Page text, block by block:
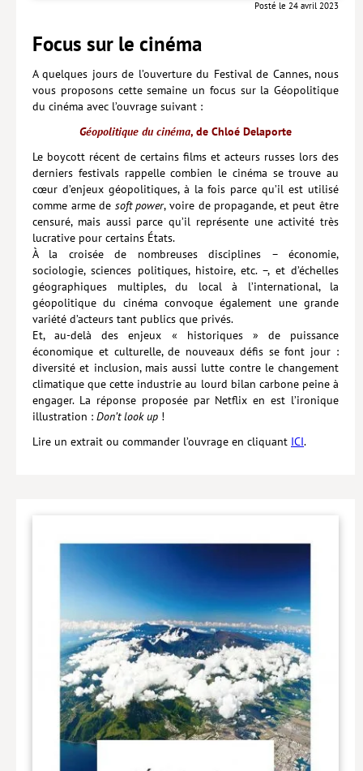
Posté le 24 avril 2023
Focus sur le cinéma
A quelques jours de l’ouverture du Festival de Cannes, nous
vous proposons cette semaine un focus sur la Géopolitique
du cinéma avec l’ouvrage suivant :
Géopolitique du cinéma, de Chloé Delaporte
Le boycott récent de certains films et acteurs russes lors des
derniers festivals rappelle combien le cinéma se trouve au
cœur d’enjeux géopolitiques, à la fois parce qu’il est utilisé
comme arme de soft power, voire de propagande, et peut être
censuré, mais aussi parce qu’il représente une activité très
lucrative pour certains États.
À la croisée de nombreuses disciplines – économie,
sociologie, sciences politiques, histoire, etc. –, et d’échelles
géographiques multiples, du local à l’international, la
géopolitique du cinéma convoque également une grande
variété d’acteurs tant publics que privés.
Et, au-delà des enjeux « historiques » de puissance
économique et culturelle, de nouveaux défis se font jour :
diversité et inclusion, mais aussi lutte contre le changement
climatique que cette industrie au lourd bilan carbone peine à
engager. La réponse proposée par Netflix en est l’ironique
illustration : Don’t look up !
Lire un extrait ou commander l’ouvrage en cliquant ICI.